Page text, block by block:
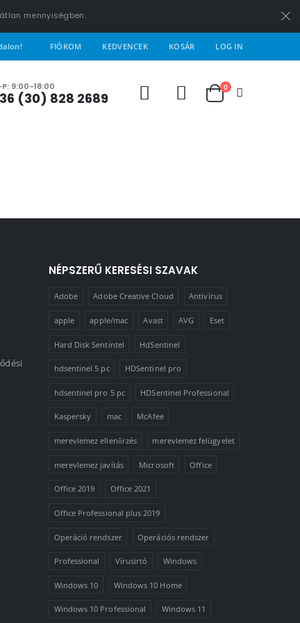
mennyiségben.
FIÓKOM KEDVENCEK KOSÁR LOG IN
9:00-18:00
(30) 828 2689
0
NÉPSZERŰ KERESÉSI SZAVAK
Adobe Adobe Creative Cloud Antivírus
apple apple/mac Avast AVG Eset
Hard Disk Sentintel HdSentinel
hdsentinel 5 pc HDSentinel pro
hdsentinel pro 5 pc HDSentinel Professional
Kaspersky mac McAfee
merevlemez ellenőrzés merevlemez felügyelet
merevlemez javítás Microsoft Office
Office 2019 Office 2021
Office Professional plus 2019
Operáció rendszer Operációs rendszer
Professional Vírusirtó Windows
Windows 10 Windows 10 Home
Windows 10 Professional Windows 11